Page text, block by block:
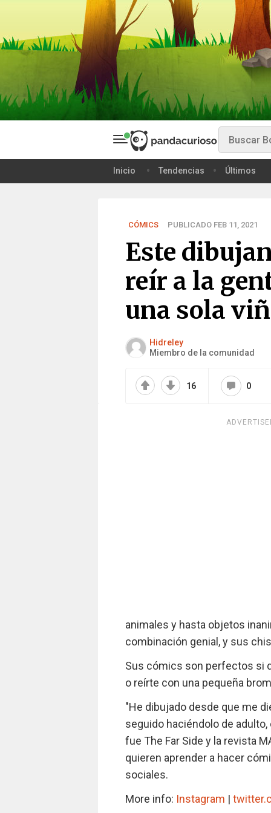
Inicio Tendencias Últimos
CÓMICS PUBLICADO FEB 11, 2021
Este
reír a la
una sola
Hidreley
Miembro de la comunidad
16 0
animales y hasta objetos
combinación genial, y sus
Sus cómics son perfectos si
o reírte con una pequeña
"He dibujado desde que me
seguido haciéndolo de
fue The Far Side y la revista
quieren aprender a hacer
sociales.
More info: Instagram |